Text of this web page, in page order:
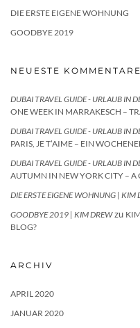
DIE ERSTE EIGENE WOHNUNG
GOODBYE 2019
NEUESTE KOMMENTARE
DUBAI TRAVEL GUIDE - URLAUB IN
ONE WEEK IN MARRAKESCH –
DUBAI TRAVEL GUIDE - URLAUB IN
PARIS, JE T’AIME – EIN
DUBAI TRAVEL GUIDE - URLAUB IN
AUTUMN IN NEW YORK CITY – A
DIE ERSTE EIGENE WOHNUNG | KIM
GOODBYE 2019 | KIM DREWzu
BLOG?
ARCHIV
APRIL 2020
JANUAR 2020